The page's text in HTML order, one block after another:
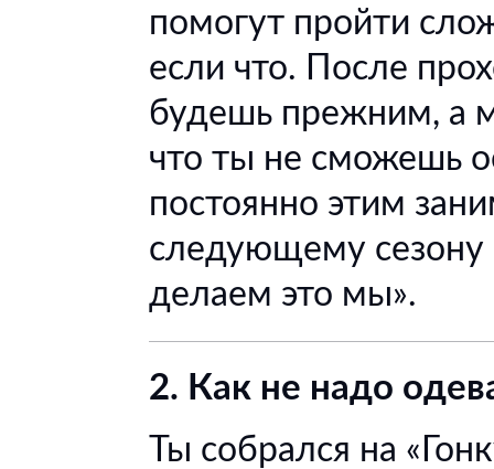
помогут пройти
если что. После
будешь прежним, а
что ты не сможешь
постоянно этим
следующему сезону
делаем это мы».
2. Как не надо
Ты собрался на